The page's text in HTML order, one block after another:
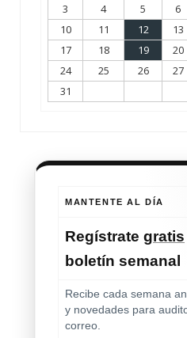
3
4 5 6
10
11 12 13
17
18 19 20
24
25 26 27
31
MANTENTE AL DÍA
Regístrate gratis
boletín semanal
Recibe cada semana
y novedades para
correo.